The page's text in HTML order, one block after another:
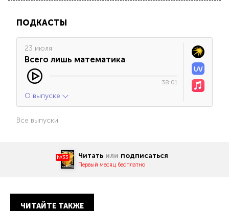
ПОДКАСТЫ
23 июля
Всего лишь математика
38:01
О выпуске
Все выпуски
№33 Читать или подписаться
Первый месяц бесплатно
ЧИТАЙТЕ ТАКЖЕ